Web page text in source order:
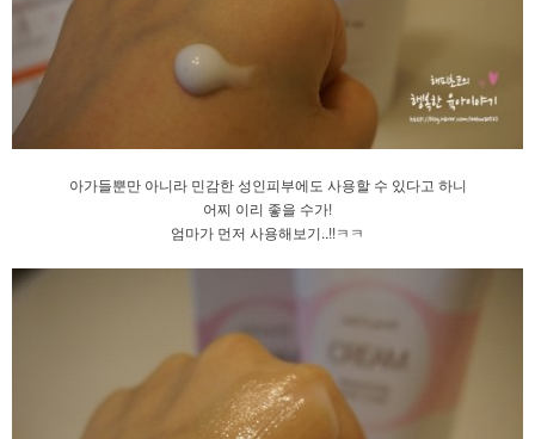
아가들뿐만 아니라 민감한 성인피부에도 사용할 수 있다고 하니
어찌 이리 좋을 수가!
엄마가 먼저 사용해보기..!!ㅋㅋ